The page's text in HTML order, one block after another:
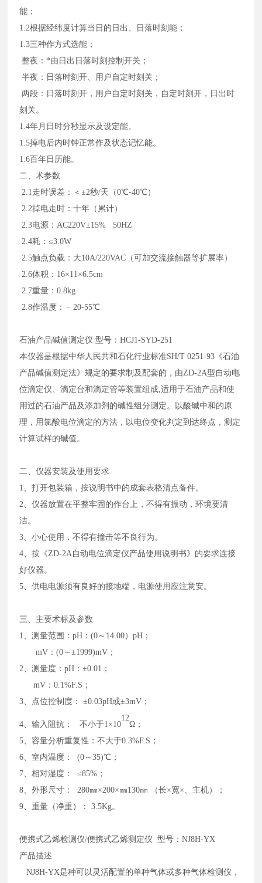
能；
1.2根据经纬度计算当日的日出、日落时刻能；
1.3三种作方式选能；
整夜：*由日出日落时刻控制开关；
半夜：日落时刻开、用户自定时刻关；
两段：日落时刻开，用户自定时刻关，自定时刻开，日出时
刻关。
1.4年月日时分秒显示及设定能。
1.5掉电后内时钟正常作及状态记忆能。
1.6百年日历能。
二、术参数
2.1走时误差：＜±2秒/天（0℃-40℃）
2.2掉电走时：十年（累计）
2.3电源：AC220V±15% 50HZ
2.4耗：≤3.0W
2.5触点负载：大10A/220VAC（可加交流接触器等扩展率）
2.6体积：16×11×6.5cm
2.7重量：0.8kg
2.8作温度：﹣20-55℃
石油产品碱值测定仪 型号：HCJ1-SYD-251
本仪器是根据中华人民共和石化行业标准SH/T 0251-93《石油
产品碱值测定法》规定的要求制及配套的，由ZD-2A型自动电
位滴定仪、滴定台和滴定管等装置组成,适用于石油产品和使
用过的石油产品及添加剂的碱性组分测定。以酸碱中和的原
理，用氯酸电位滴定的方法，以电位变化判定到达终点，测定
计算试样的碱值。
二、仪器安装及使用要求
1、打开包装箱，按说明书中的成套表格清点备件。
2、仪器放置在平整牢固的作台上，不得有振动，环境要清
洁。
3、小心使用，不得有撞击等不良行为。
4、按《ZD-2A自动电位滴定仪产品使用说明书》的要求连接
好仪器。
5、供电电源须有良好的接地端，电源使用应注意安。
三、主要术标及参数
1、测量范围：pH：(0～14.00）pH；
mV：(0～±1999)mV；
2、测量度：pH：±0.01；
mV：0.1%F.S；
3、点位控制度： ±0.03pH或±3mV；
4、输入阻抗： 不小于1×10
12
Ω；
5、容量分析重复性：不大于0.3%F.S；
6、室内温度： (0～35)℃；
7、相对湿度： ≤85%；
8、外形尺寸： 280㎜×200×㎜130㎜ （长×宽×、主机）；
9、重量（净重）： 3.5Kg。
便携式乙烯检测仪/便携式乙烯测定仪 型号：NJ8H-YX
产品描述
NJ8H-YX是种可以灵活配置的单种气体或多种气体检测仪，